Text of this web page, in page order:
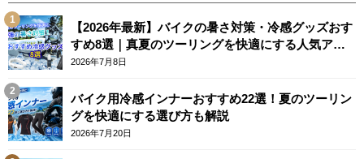
【2026年最新】バイクの暑さ対策・冷感グッズおす
すめ8選｜真夏のツーリングを快適にする人気アイ
テム
2026年7月8日
バイク用冷感インナーおすすめ22選！夏のツーリン
グを快適にする選び方も解説
2026年7月20日